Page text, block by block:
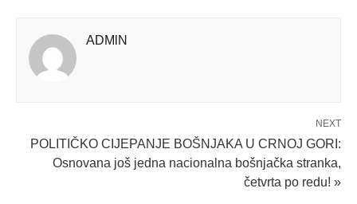
ADMlN
NEXT
POLITIČKO CIJEPANJE BOŠNJAKA U CRNOJ GORI:
Osnovana još jedna nacionalna bošnjačka stranka,
četvrta po redu! »